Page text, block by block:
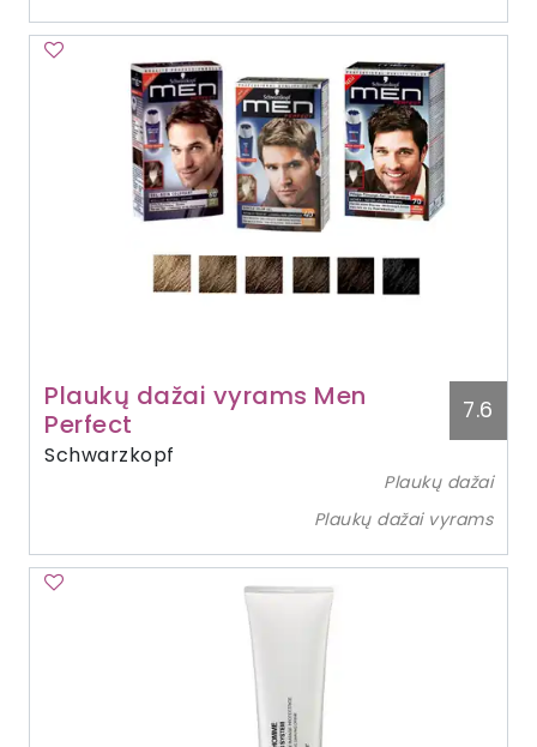
Plaukų dažai vyrams Men
Perfect
Schwarzkopf
7.6
Plaukų dažai
Plaukų dažai vyrams